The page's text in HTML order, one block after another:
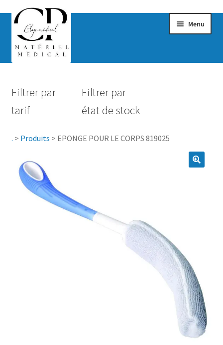
Menu
Hygiène
Maternité
Accessoires Salle de bain
Vêtements & Chaussures
Filtrer par
tarif
Filtrer par
état de stock
. > Produits > EPONGE POUR LE CORPS 819025